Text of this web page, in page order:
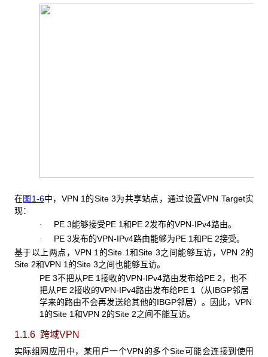
在图1-6中，VPN 1的Site 3为共享站点，通过设置VPN Target实
现：
· PE 3能够接受PE 1和PE 2发布的VPN-IPv4路由。
· PE 3发布的VPN-IPv4路由能够为PE 1和PE 2接受。
基于以上两点，VPN 1 的Site 1和Site 3之间能够互访，VPN 2的
Site 2和VPN 1的Site 3之间也能够互访。
PE 3不把从PE 1接收的VPN-IPv4路由发布给PE 2，也不
把从PE 2接收的VPN-IPv4路由发布给PE 1（从IBGP邻居
学来的路由不会再发送给其他的IBGP邻居）。因此，VPN
1的Site 1和VPN 2的Site 2之间不能互访。
1.1.6 跨域VPN
实际组网应用中，某用户一个VPN的多个Site可能会连接到使用